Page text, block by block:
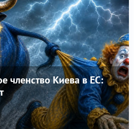
членство Киева в ЕС: